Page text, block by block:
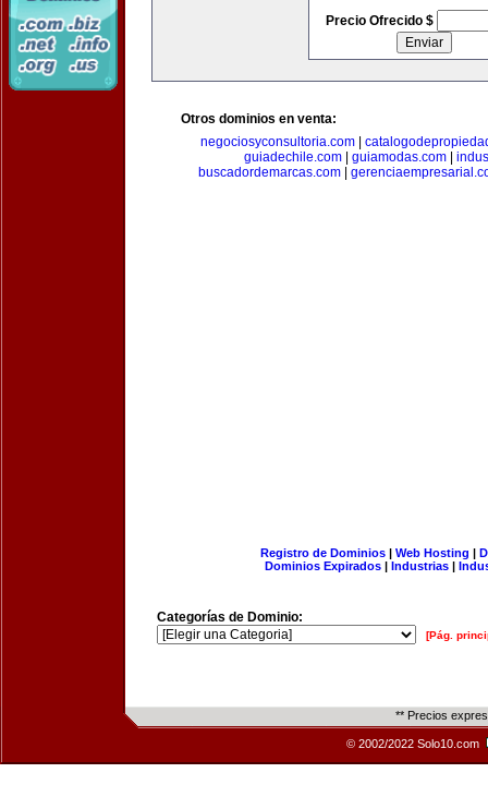
Precio Ofrecido $
Otros dominios en venta:
negociosyconsultoria.com|
guiadechile.com
guiamodas.com
buscadordemarcas.com|
Registro de Dominios| Web Hosting |
Dominios Expirados | Industrias |
Categorías de Dominio:
[Pág.
** Precios
© 2002/2022 Solo10.com